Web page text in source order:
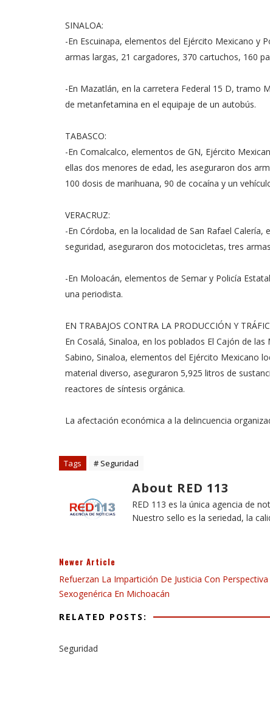
SINALOA:
-En Escuinapa, elementos del Ejército Mexicano y
armas largas, 21 cargadores, 370 cartuchos, 160
-En Mazatlán, en la carretera Federal 15 D, tramo
de metanfetamina en el equipaje de un autobús.
TABASCO:
-En Comalcalco, elementos de GN, Ejército
ellas dos menores de edad, les aseguraron dos
100 dosis de marihuana, 90 de cocaína y un
VERACRUZ:
-En Córdoba, en la localidad de San Rafael
seguridad, aseguraron dos motocicletas, tres
-En Moloacán, elementos de Semar y Policía
una periodista.
EN TRABAJOS CONTRA LA PRODUCCIÓN Y
En Cosalá, Sinaloa, en los poblados El Cajón de
Sabino, Sinaloa, elementos del Ejército Mexicano
material diverso, aseguraron 5,925 litros de
reactores de síntesis orgánica.
La afectación económica a la delincuencia
Tags # Seguridad
About RED 113
RED 113 es la única agencia de
Nuestro sello es la seriedad, la
Newer Article
Refuerzan La Impartición De Justicia Con Perspectiva
Sexogenérica En Michoacán
RELATED POSTS:
Seguridad